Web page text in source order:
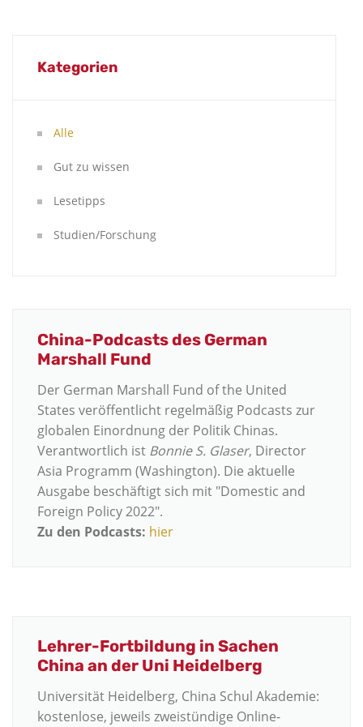
Kategorien
Alle
Gut zu wissen
Lesetipps
Studien/Forschung
China-Podcasts des German
Marshall Fund
Der German Marshall Fund of the United
States veröffentlicht regelmäßig Podcasts zur
globalen Einordnung der Politik Chinas.
Verantwortlich ist Bonnie S. Glaser, Director
Asia Programm (Washington). Die aktuelle
Ausgabe beschäftigt sich mit "Domestic and
Foreign Policy 2022".
Zu den Podcasts: hier
Lehrer-Fortbildung in Sachen
China an der Uni Heidelberg
Universität Heidelberg, China Schul Akademie:
kostenlose, jeweils zweistündige Online-